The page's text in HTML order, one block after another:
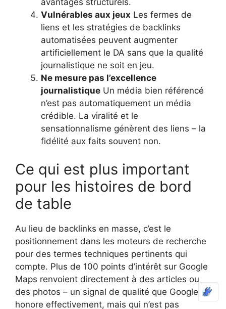
avantages structurels.
Vulnérables aux jeux Les fermes de
liens et les stratégies de backlinks
automatisées peuvent augmenter
artificiellement le DA sans que la qualité
journalistique ne soit en jeu.
Ne mesure pas l’excellence
journalistique Un média bien référencé
n’est pas automatiquement un média
crédible. La viralité et le
sensationnalisme génèrent des liens – la
fidélité aux faits souvent non.
Ce qui est plus important
pour les histoires de bord
de table
Au lieu de backlinks en masse, c’est le
positionnement dans les moteurs de recherche
pour des termes techniques pertinents qui
compte. Plus de 100 points d’intérêt sur Google
Maps renvoient directement à des articles ou
des photos – un signal de qualité que Google
honore effectivement, mais qui n’est pas